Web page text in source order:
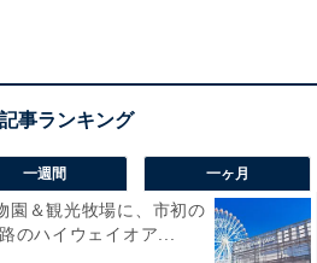
道 渋川伊香保ICより約20分
2万2000円
考価格
一週間 一ヶ月
園＆観光牧場に、市初の
のハイウェイオア...